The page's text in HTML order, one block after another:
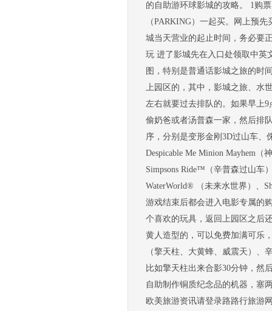
的自助游环球影城的攻略。 1购
（PARKING）一起买。网上预
城当天营业的起止时间，务必要
玩 进了影城先在入口处领取中英
图，特别是普通话影城之旅的时
上园区的，其中，影城之旅、水
左右就要过去排队的。如果早上
偷奶爸或者汤普森一家，然后排
序，分别是变形金刚3D过山车、
Despicable Me Minion Mayhem（
Simpsons Ride™（辛普森过山车
WaterWorld® （未来水世界）、
游戏结束后都会进入电影专属的
个喜欢的玩具，返回上园区之后
黄人造型的，可以免费加满可乐
（擎天柱、大黄蜂、威震天）
比如擎天柱出来合影30分钟，然
自助制作铜质纪念品的机器，塞
欧美旅游资讯请登录路路行旅游